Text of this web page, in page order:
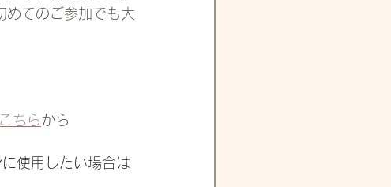
めてのご参加でも大
こちら から
使用したい場合は